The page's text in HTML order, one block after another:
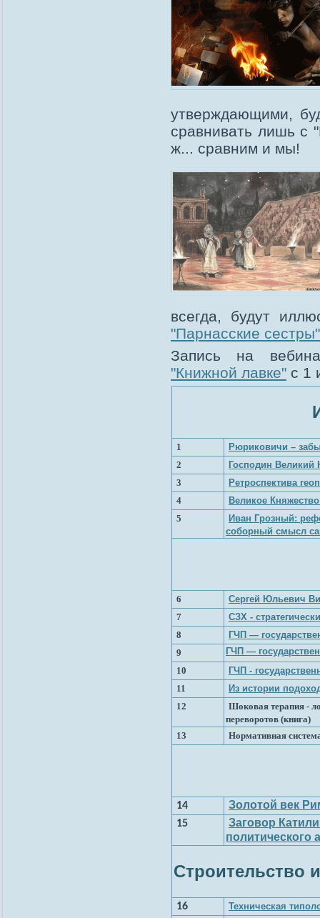
утверждающими,
сравнивать лишь с
ж... сравним и мы!
всегда, будут
"Парнасские
Запись на
"Книжной лавке" с 1
1
Рюриковичи –
2
Господин Великий
3
Ретроспектива
4
Великое
5
Иван Грозный:
соборный смысл
6
Сергей Юльевич
7
СЗХ -
8
ГЧП —
9
ГЧП —
10
ГЧП -
11
Из истории
12
Шоковая терапия -
переворотов (книга)
13
Нормативная
14 Золотой век
15
Заговор
политического
Строительство
16
Техническая